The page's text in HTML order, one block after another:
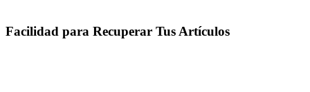
Facilidad para Recuperar Tus Artículos